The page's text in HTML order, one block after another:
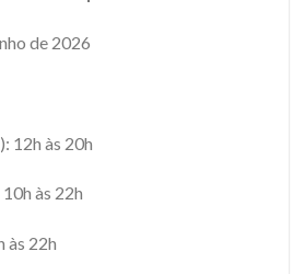
de 2026
12h às 20h
às 22h
às 22h